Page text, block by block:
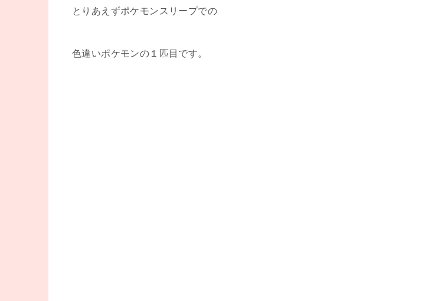
とりあえずポケモンスリープでの
色違いポケモンの１匹目です。